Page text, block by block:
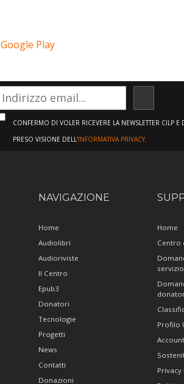
Google Play
CONFERMO DI VOLER RICEVERE LA NEWSLETTER CILP E
PRESO VISIONE DELL'INFORMATIVA PRIVACY.
NAVIGAZIONE
Home
Audiolibri
Audioriviste
Il Centro
Epub3
Donatori
Tecnologie
Progetti
News
Contatti
Donazioni
Home
Centro
servizio
Profilo
Account
Privacy